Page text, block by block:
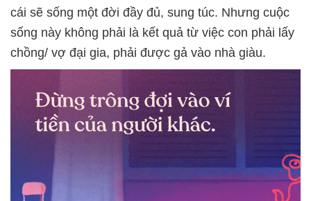
cái sẽ sống một đời đầy đủ, sung túc. Nhưng cuộc
sống này không phải là kết quả từ việc con phải lấy
chồng/ vợ đại gia, phải được gả vào nhà giàu.